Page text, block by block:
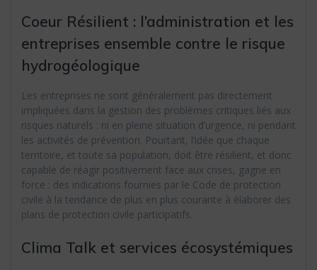
Coeur Résilient : l’administration et les
entreprises ensemble contre le risque
hydrogéologique
Les entreprises ne sont généralement pas directement
impliquées dans la gestion des problèmes critiques liés aux
risques naturels : ni en pleine situation d’urgence, ni pendant
les activités de prévention. Pourtant, l’idée que chaque
territoire, et toute sa population, doit être résilient, et donc
capable de réagir positivement face aux crises, gagne en
force : des indications fournies par le Code de protection
civile à la tendance de plus en plus courante à élaborer des
plans de protection civile participatifs.
Clima Talk et services écosystémiques